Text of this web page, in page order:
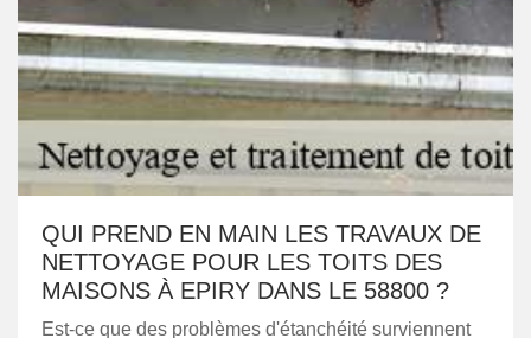
QUI PREND EN MAIN LES TRAVAUX DE
NETTOYAGE POUR LES TOITS DES
MAISONS À EPIRY DANS LE 58800 ?
Est-ce que des problèmes d'étanchéité surviennent